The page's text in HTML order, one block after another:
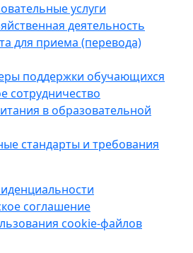
услуги
деятельность
для приема (перевода)
поддержки обучающихся
сотрудничество
в образовательной
стандарты и требования
соглашение
cookie-файлов